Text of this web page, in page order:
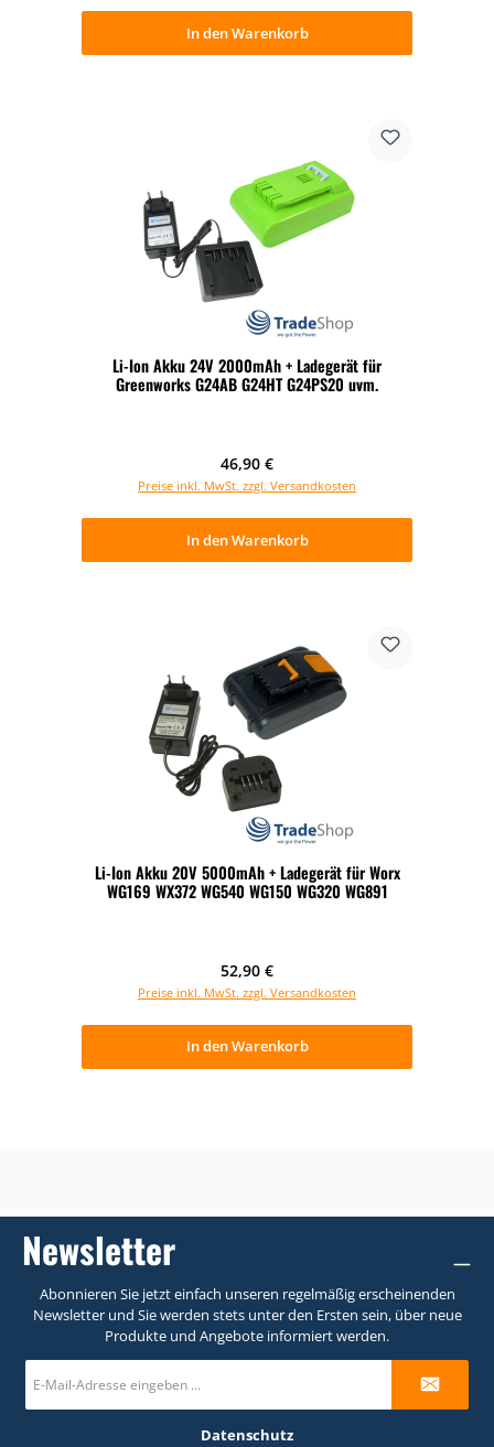
In den Warenkorb
Li-Ion Akku 24V 2000mAh + Ladegerät für
Greenworks G24AB G24HT G24PS20 uvm.
Regulärer Preis:
46,90 €
Preise inkl. MwSt. zzgl. Versandkosten
In den Warenkorb
Li-Ion Akku 20V 5000mAh + Ladegerät für Worx
WG169 WX372 WG540 WG150 WG320 WG891
Regulärer Preis:
52,90 €
Preise inkl. MwSt. zzgl. Versandkosten
In den Warenkorb
Newsletter
Abonnieren Sie jetzt einfach unseren regelmäßig erscheinenden
Newsletter und Sie werden stets unter den Ersten sein, über neue
Produkte und Angebote informiert werden.
Mail-
Adresse
Datenschutz